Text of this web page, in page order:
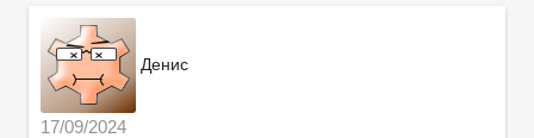
Денис
17/09/2024